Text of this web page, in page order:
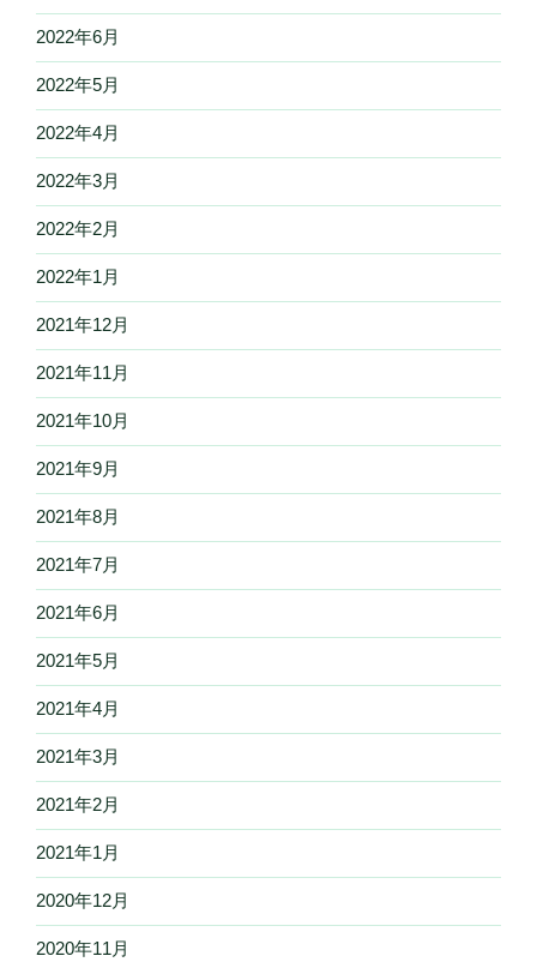
2022年6月
2022年5月
2022年4月
2022年3月
2022年2月
2022年1月
2021年12月
2021年11月
2021年10月
2021年9月
2021年8月
2021年7月
2021年6月
2021年5月
2021年4月
2021年3月
2021年2月
2021年1月
2020年12月
2020年11月